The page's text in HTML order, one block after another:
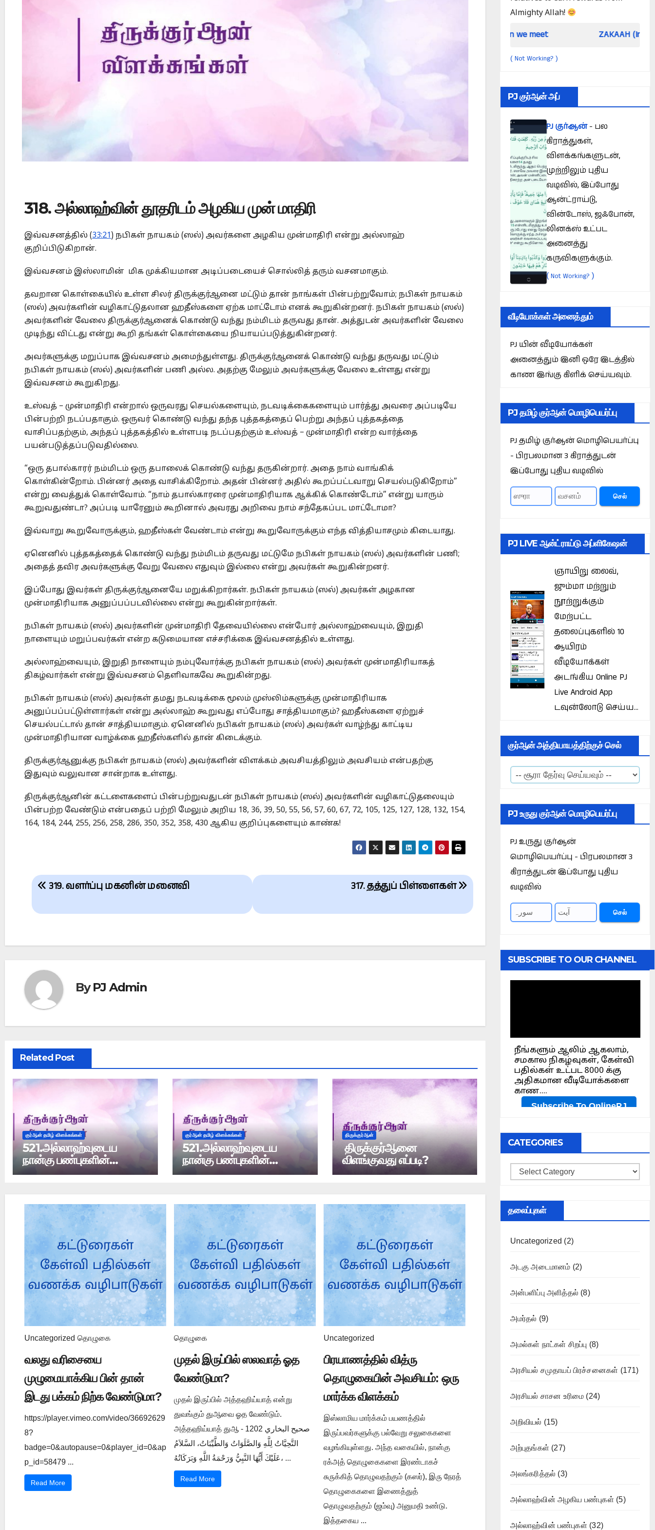
318. அல்லாஹ்வின் தூதரிடம் அழகிய முன் மாதிரி
இவ்வசனத்தில் (33:21) நபிகள் நாயகம் (ஸல்) அவர்களை அழகிய முன்மாதிரி என்று அல்லாஹ்
குறிப்பிடுகிறான்.
இவ்வசனம் இஸ்லாமின் மிக முக்கியமான அடிப்படையைச் சொல்லித் தரும் வசனமாகும்.
தவறான கொள்கையில் உள்ள சிலர் திருக்குர்ஆனை மட்டும் தான் நாங்கள் பின்பற்றுவோம்; நபிகள் நாயகம்
(ஸல்) அவர்களின் வழிகாட்டுதலான ஹதீஸ்களை ஏற்க மாட்டோம் எனக் கூறுகின்றனர். நபிகள் நாயகம் (ஸல்)
அவர்களின் வேலை திருக்குர்ஆனைக் கொண்டு வந்து நம்மிடம் தருவது தான். அத்துடன் அவர்களின் வேலை
முடிந்து விட்டது என்று கூறி தங்கள் கொள்கையை நியாயப்படுத்துகின்றனர்.
அவர்களுக்கு மறுப்பாக இவ்வசனம் அமைந்துள்ளது. திருக்குர்ஆனைக் கொண்டு வந்து தருவது மட்டும்
நபிகள் நாயகம் (ஸல்) அவர்களின் பணி அல்ல. அதற்கு மேலும் அவர்களுக்கு வேலை உள்ளது என்று
இவ்வசனம் கூறுகிறது.
உஸ்வத் – முன்மாதிரி என்றால் ஒருவரது செயல்களையும், நடவடிக்கைகளையும் பார்த்து அவரை அப்படியே
பின்பற்றி நடப்பதாகும். ஒருவர் கொண்டு வந்து தந்த புத்தகத்தைப் பெற்று அந்தப் புத்தகத்தை
வாசிப்பதற்கும், அந்தப் புத்தகத்தில் உள்ளபடி நடப்பதற்கும் உஸ்வத் – முன்மாதிரி என்ற வார்த்தை
பயன்படுத்தப்படுவதில்லை.
“ஒரு தபால்காரர் நம்மிடம் ஒரு தபாலைக் கொண்டு வந்து தருகின்றார். அதை நாம் வாங்கிக்
கொள்கின்றோம். பின்னர் அதை வாசிக்கிறோம். அதன் பின்னர் அதில் கூறப்பட்டவாறு செயல்படுகிறோம்”
என்று வைத்துக் கொள்வோம். “நாம் தபால்காரரை முன்மாதிரியாக ஆக்கிக் கொண்டோம்” என்று யாரும்
கூறுவதுண்டா? அப்படி யாரேனும் கூறினால் அவரது அறிவை நாம் சந்தேகப்பட மாட்டோமா?
இவ்வாறு கூறுவோருக்கும், ஹதீஸ்கள் வேண்டாம் என்று கூறுவோருக்கும் எந்த வித்தியாசமும் கிடையாது.
ஏனெனில் புத்தகத்தைக் கொண்டு வந்து நம்மிடம் தருவது மட்டுமே நபிகள் நாயகம் (ஸல்) அவர்களின் பணி;
அதைத் தவிர அவர்களுக்கு வேறு வேலை எதுவும் இல்லை என்று அவர்கள் கூறுகின்றனர்.
இப்போது இவர்கள் திருக்குர்ஆனையே மறுக்கிறார்கள். நபிகள் நாயகம் (ஸல்) அவர்கள் அழகான
முன்மாதிரியாக அனுப்பப்படவில்லை என்று கூறுகின்றார்கள்.
நபிகள் நாயகம் (ஸல்) அவர்களின் முன்மாதிரி தேவையில்லை என்போர் அல்லாஹ்வையும், இறுதி
நாளையும் மறுப்பவர்கள் என்ற கடுமையான எச்சரிக்கை இவ்வசனத்தில் உள்ளது.
அல்லாஹ்வையும், இறுதி நாளையும் நம்புவோர்க்கு நபிகள் நாயகம் (ஸல்) அவர்கள் முன்மாதிரியாகத்
திகழ்வார்கள் என்று இவ்வசனம் தெளிவாகவே கூறுகின்றது.
நபிகள் நாயகம் (ஸல்) அவர்கள் தமது நடவடிக்கை மூலம் முஸ்லிம்களுக்கு முன்மாதிரியாக
அனுப்பப்பட்டுள்ளார்கள் என்று அல்லாஹ் கூறுவது எப்போது சாத்தியமாகும்? ஹதீஸ்களை ஏற்றுச்
செயல்பட்டால் தான் சாத்தியமாகும். ஏனெனில் நபிகள் நாயகம் (ஸல்) அவர்கள் வாழ்ந்து காட்டிய
முன்மாதிரியான வாழ்க்கை ஹதீஸ்களில் தான் கிடைக்கும்.
திருக்குர்ஆனுக்கு நபிகள் நாயகம் (ஸல்) அவர்களின் விளக்கம் அவசியத்திலும் அவசியம் என்பதற்கு
இதுவும் வலுவான சான்றாக உள்ளது.
திருக்குர்ஆனின் கட்டளைகளைப் பின்பற்றுவதுடன் நபிகள் நாயகம் (ஸல்) அவர்களின் வழிகாட்டுதலையும்
பின்பற்ற வேண்டும் என்பதைப் பற்றி மேலும் அறிய 18, 36, 39, 50, 55, 56, 57, 60, 67, 72, 105, 125, 127, 128, 132, 154,
164, 184, 244, 255, 256, 258, 286, 350, 352, 358, 430 ஆகிய குறிப்புகளையும் காண்க!
Post
navigation
317. தத்துப் பிள்ளைகள்
319. வளர்ப்பு மகனின் மனைவி
ByPJ Admin
Related Post
குர்ஆன் தமிழ் விளக்கங்கள்
521.அல்லாஹ்வுடைய
நான்கு பண்புகளின்
விளக்கம்
குர்ஆன் தமிழ் விளக்கங்கள்
521.அல்லாஹ்வுடைய
நான்கு பண்புகளின்
விளக்கம்
திருக்குர்ஆன்
திருக்குர்ஆனை
விளங்குவது எப்படி?
Uncategorized தொழுகை
வலது வரிசையை
முழுமையாக்கிய பின் தான்
இடது பக்கம் நிற்க வேண்டுமா?
https://player.vimeo.com/video/36692629
8?
badge=0&autopause=0&player_id=0&ap
p_id=58479 ...
Read More
தொழுகை
முதல் இருப்பில் ஸலவாத் ஓத
வேண்டுமா?
முதல் இருப்பில் அத்தஹிய்யாத் என்று
துவங்கும் துஆவை ஓத வேண்டும்.
அத்தஹிய்யாத் துஆ صحيح البخاري 1202 -
التَّحِيَّاتُ لِلَّهِ وَالصَّلَوَاتُ وَالطَّيِّبَاتُ، السَّلاَمُ
عَلَيْكَ أَيُّهَا النَّبِيُّ وَرَحْمَةُ اللَّهِ وَبَرَكَاتُهُ، ...
Read More
Uncategorized
பிரயாணத்தில் வித்ரு
தொழுகையின் அவசியம்: ஒரு
மார்க்க விளக்கம்
இஸ்லாமிய மார்க்கம் பயணத்தில்
இருப்பவர்களுக்கு பல்வேறு சலுகைகளை
வழங்கியுள்ளது. அந்த வகையில், நான்கு
ரக்அத் தொழுகைகளை இரண்டாகச்
சுருக்கித் தொழுவதற்கும் (கஸர்), இரு நேரத்
தொழுகைகளை இணைத்துத்
தொழுவதற்கும் (ஜம்வு) அனுமதி உண்டு.
இத்தகைய ...
Almighty Allah!
Did Jesus Resurrect on Sunday or Monday? Is Prophet Muhammad superior to Jesus? ZAKAAH (In the light of Qur
( Not Working? )
PJ குர்ஆன் அப்
PJ குர்ஆன்- பல
கிராத்துகள்,
விளக்கங்களுடன்,
முற்றிலும் புதிய
வடிவில், இப்போது
ஆன்ட்ராய்டு,
வின்டோஸ், ஜஃபோன்,
லினக்ஸ் உட்பட
அனைத்து
கருவிகளுக்கும்.
(Not Working? )
வீடியோக்கள் அனைத்தும்
PJ யின் வீடியோக்கள்
அனைத்தும் இனி ஒரே இடத்தில்
காண இங்கு கிளிக் செய்யவும்.
PJ தமிழ் குர்ஆன் மொழிபெயர்ப்பு
PJ தமிழ் குர்ஆன் மொழிபெயர்ப்பு
- பிரபலமான 3 கிராத்துடன்
இப்போது புதிய வடிவில்
செல்
PJ LIVE ஆன்ட்ராய்டு அப்ளிகேஷன்
ஞாயிறு லைவ்,
ஜும்மா மற்றும்
நூற்றுக்கும்
மேற்பட்ட
தலைப்புகளில் 10
ஆயிரம்
வீடியோக்கள்
அடங்கிய Online PJ
Live Android App
டவுன்லோடு செய்ய...
குர்ஆன் அத்தியாயத்திற்குச் செல்
PJ உருது குர்ஆன் மொழிபெயர்ப்பு
PJ உருது குர்ஆன்
மொழிபெயர்ப்பு - பிரபலமான 3
கிராத்துடன் இப்போது புதிய
வடிவில்
செல்
SUBSCRIBE TO OUR CHANNEL
CATEGORIES
Categories
தலைப்புகள்
Uncategorized (2)
அடகு அடைமானம் (2)
அன்பளிப்பு அளித்தல் (8)
அமர்தல் (9)
அமல்கள் நாட்கள் சிறப்பு (8)
அரசியல் சமுதாயப் பிரச்சனைகள் (171)
அரசியல் சாசன உரிமை (24)
அறிவியல் (15)
அற்புதங்கள் (27)
அலங்கரித்தல் (3)
அல்லாஹ்வின் அழகிய பண்புகள் (5)
அல்லாஹ்வின் பண்புகள் (32)